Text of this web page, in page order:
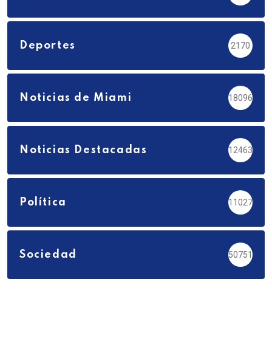
Deportes 2170
Noticias de Miami 18096
Noticias Destacadas 12463
Política 11027
Sociedad 50751